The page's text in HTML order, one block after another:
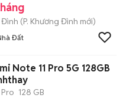
Đình (P. Khương Đình mới)
Đất
Note 11 Pro 5G 128GB
128 GB